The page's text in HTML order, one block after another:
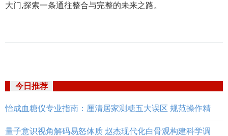
大门,探索一条通往整合与完整的未来之路。
今日推荐
怡成血糖仪专业指南：厘清居家测糖五大误区 规范操作精
量子意识视角解码易怒体质 赵杰现代化白骨观构建科学调